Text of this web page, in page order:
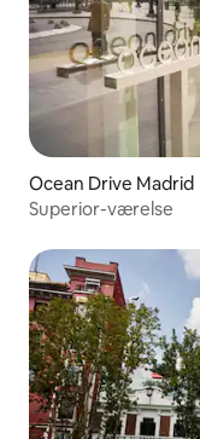
Ocean Drive Madrid
Superior-værelse